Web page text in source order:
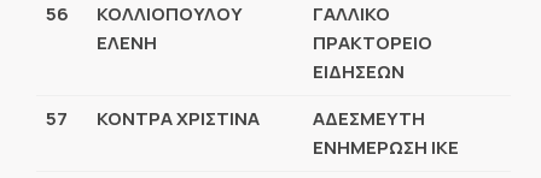
56
ΚΟΛΛΙΟΠΟΥΛΟΥ
ΕΛΕΝΗ
ΓΑΛΛΙΚΟ
ΠΡΑΚΤΟΡΕΙΟ
ΕΙΔΗΣΕΩΝ
57
ΚΟΝΤΡΑ ΧΡΙΣΤΙΝΑ
ΑΔΕΣΜΕΥΤΗ
ΕΝΗΜΕΡΩΣΗ ΙΚΕ